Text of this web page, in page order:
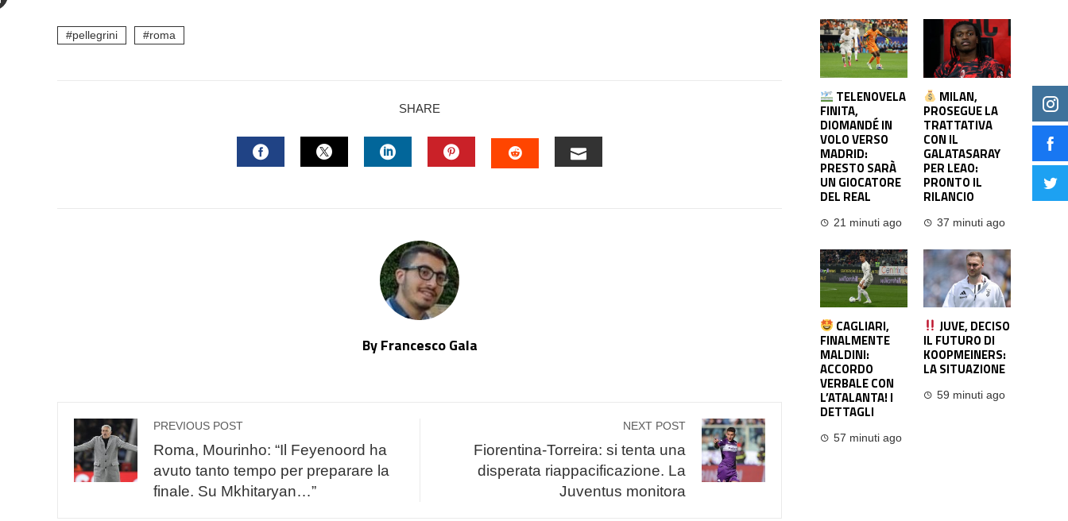
pellegrini roma
SHARE
By Francesco Gala
PREVIOUS POST
Roma, Mourinho: “Il Feyenoord ha
avuto tanto tempo per preparare la
finale. Su Mkhitaryan…”
NEXT POST
Fiorentina-Torreira: si tenta una
disperata riappacificazione. La
Juventus monitora
TELENOVELA
FINITA,
DIOMANDÉ IN
VOLO VERSO
MADRID:
PRESTO SARÀ
UN GIOCATORE
DEL REAL
21 minuti ago
MILAN,
PROSEGUE LA
TRATTATIVA
CON IL
GALATASARAY
PER LEAO:
PRONTO IL
RILANCIO
37 minuti ago
CAGLIARI,
FINALMENTE
MALDINI:
ACCORDO
VERBALE CON
L’ATALANTA! I
DETTAGLI
57 minuti ago
JUVE, DECISO
IL FUTURO DI
KOOPMEINERS:
LA SITUAZIONE
59 minuti ago